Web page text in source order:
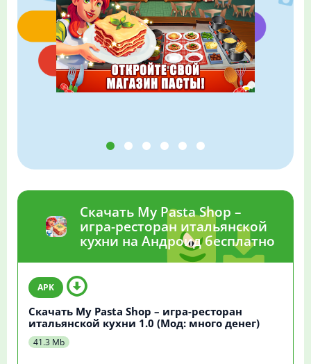
Скачать My Pasta Shop –
игра-ресторан итальянской
кухни на Андроид бесплатно
Скачать My Pasta Shop – игра-ресторан
итальянской кухни 1.0 (Мод: много денег)
41.3 Mb